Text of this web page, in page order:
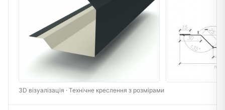
3D візуалізація · Технічне креслення з розмірами